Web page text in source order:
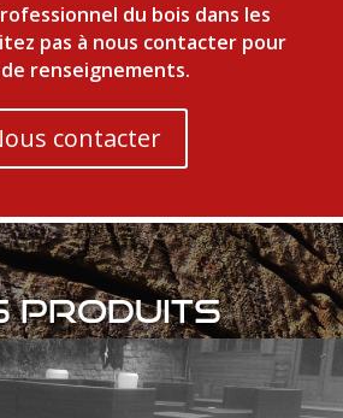
du bois dans les
pas à nous contacter pour
renseignements.
contacter
PRODUITS